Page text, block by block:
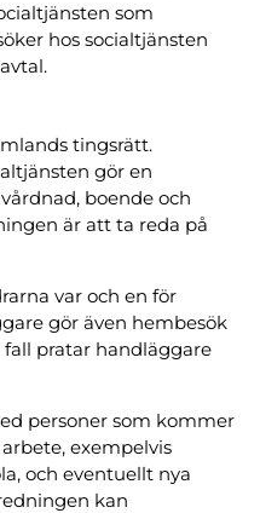
som
hos socialtjänsten
tingsrätt.
gör en
boende och
är att ta reda på
var och en för
gör även hembesök
pratar handläggare
personer som kommer
exempelvis
och eventuellt nya
kan